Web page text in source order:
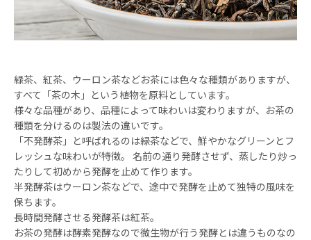
緑茶、紅茶、ウーロン茶などお茶には色々な種類がありますが、
すべて「茶の木」という植物を原料としています。
様々な品種があり、品種によって味わいは変わりますが、お茶の
種類を分けるのは製法の違いです。
「不発酵茶」と呼ばれるのは緑茶などで、鮮やかなグリーンとフ
レッシュな味わいが特徴。 名前の通り発酵させず、蒸したり炒っ
たりして初めから発酵を止めて作ります。
半発酵茶はウーロン茶などで、途中で発酵を止めて独特の風味を
保ちます。
長時間発酵させる発酵茶は紅茶。
お茶の発酵は酵素発酵なので微生物が行う発酵とは違うものなの